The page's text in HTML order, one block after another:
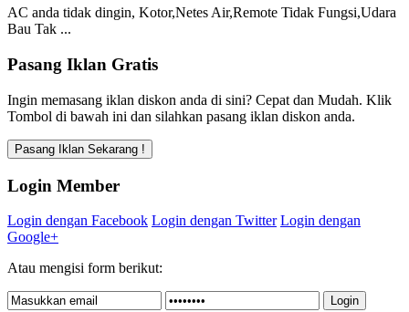
AC anda tidak dingin, Kotor,Netes Air,Remote Tidak Fungsi,Udara
Bau Tak ...
Pasang Iklan Gratis
Ingin memasang iklan diskon anda di sini? Cepat dan Mudah. Klik
Tombol di bawah ini dan silahkan pasang iklan diskon anda.
Login Member
Login dengan Facebook Login dengan Twitter Login dengan
Google+
Atau mengisi form berikut: